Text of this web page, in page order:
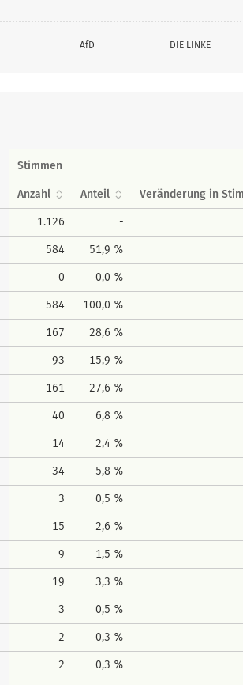
AfD DIE LINKE
Stimmen
Anzahl Anteil Veränderung in
1.126 -
584 51,9 %
0 0,0 %
584 100,0 %
167 28,6 %
93 15,9 %
161 27,6 %
40 6,8 %
14 2,4 %
34 5,8 %
3 0,5 %
15 2,6 %
9 1,5 %
19 3,3 %
3 0,5 %
2 0,3 %
2 0,3 %